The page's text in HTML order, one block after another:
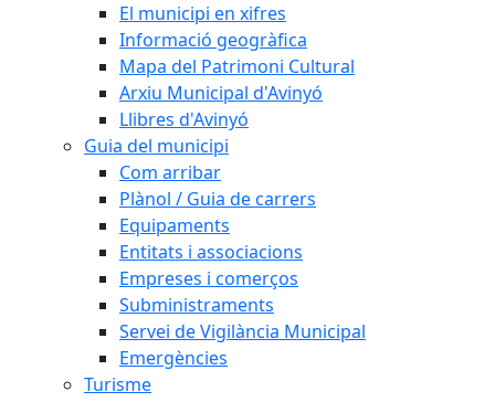
El municipi en xifres
Informació geogràfica
Mapa del Patrimoni Cultural
Arxiu Municipal d'Avinyó
Llibres d'Avinyó
Guia del municipi
Com arribar
Plànol / Guia de carrers
Equipaments
Entitats i associacions
Empreses i comerços
Subministraments
Servei de Vigilància Municipal
Emergències
Turisme